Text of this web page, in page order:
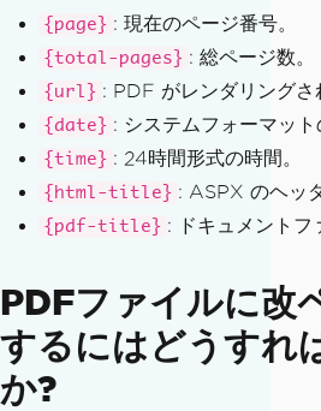
PdfOptions);
}
iv style='text-
='color:pink'>page {page}
ges}</em></div>"
};
IronPdf.
Attachment,
xToPdfOptions );
}
{page} : 現在のページ番号。
{total-pages} : 総ページ数。
{url} : PDF がレンダリングさ
{date} : システムフォーマット
{time} : 24時間形式の時間。
{html-title} : ASPX のヘッ
{pdf-title} : ドキュメントフ
PDFファイルに改
するにはどうすれ
か?